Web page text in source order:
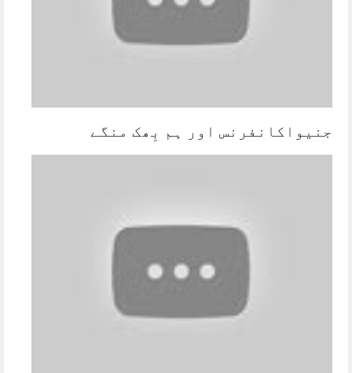
جنیواکانفرنس اور ہم بِھک منگے